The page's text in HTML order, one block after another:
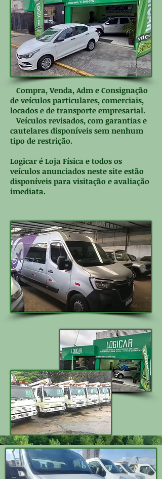
Compra, Venda, Adm e Consignação
de veículos particulares, comerciais,
locados e de transporte empresarial.
Veículos revisados, com garantias e
cautelares disponíveis sem nenhum
tipo de restrição.
Logicar é Loja Física e todos os
veículos anunciados neste site estão
disponíveis para visitação e avaliação
imediata.